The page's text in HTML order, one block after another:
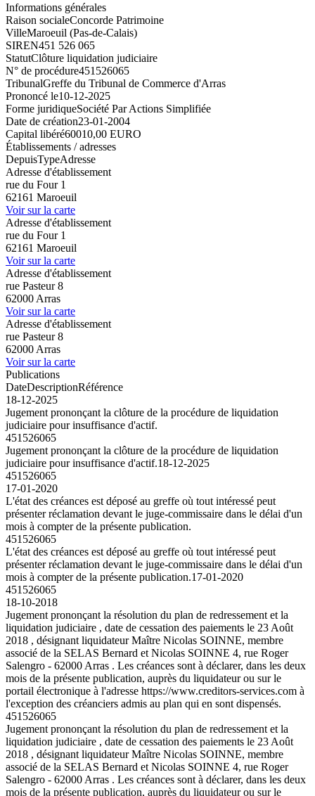
Informations générales
Raison socialeConcorde Patrimoine
VilleMaroeuil (Pas-de-Calais)
SIREN451 526 065
StatutClôture liquidation judiciaire
N° de procédure451526065
TribunalGreffe du Tribunal de Commerce d'Arras
Prononcé le10-12-2025
Forme juridiqueSociété Par Actions Simplifiée
Date de création23-01-2004
Capital libéré60010,00 EURO
Établissements / adresses
DepuisTypeAdresse
Adresse d'établissement
rue du Four 1
62161 Maroeuil
Voir sur la carte
Adresse d'établissement
rue du Four 1
62161 Maroeuil
Voir sur la carte
Adresse d'établissement
rue Pasteur 8
62000 Arras
Voir sur la carte
Adresse d'établissement
rue Pasteur 8
62000 Arras
Voir sur la carte
Publications
DateDescriptionRéférence
18-12-2025
Jugement prononçant la clôture de la procédure de liquidation
judiciaire pour insuffisance d'actif.
451526065
Jugement prononçant la clôture de la procédure de liquidation
judiciaire pour insuffisance d'actif.18-12-2025
451526065
17-01-2020
L'état des créances est déposé au greffe où tout intéressé peut
présenter réclamation devant le juge-commissaire dans le délai d'un
mois à compter de la présente publication.
451526065
L'état des créances est déposé au greffe où tout intéressé peut
présenter réclamation devant le juge-commissaire dans le délai d'un
mois à compter de la présente publication.17-01-2020
451526065
18-10-2018
Jugement prononçant la résolution du plan de redressement et la
liquidation judiciaire , date de cessation des paiements le 23 Août
2018 , désignant liquidateur Maître Nicolas SOINNE, membre
associé de la SELAS Bernard et Nicolas SOINNE 4, rue Roger
Salengro - 62000 Arras . Les créances sont à déclarer, dans les deux
mois de la présente publication, auprès du liquidateur ou sur le
portail électronique à l'adresse https://www.creditors-services.com à
l'exception des créanciers admis au plan qui en sont dispensés.
451526065
Jugement prononçant la résolution du plan de redressement et la
liquidation judiciaire , date de cessation des paiements le 23 Août
2018 , désignant liquidateur Maître Nicolas SOINNE, membre
associé de la SELAS Bernard et Nicolas SOINNE 4, rue Roger
Salengro - 62000 Arras . Les créances sont à déclarer, dans les deux
mois de la présente publication, auprès du liquidateur ou sur le